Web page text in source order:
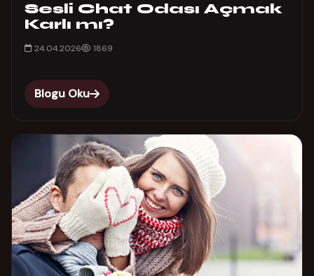
Sesli Chat Odası Açmak
Karlı mı?
24.04.2026 1869
Blogu Oku